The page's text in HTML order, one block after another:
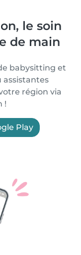
le soin
de main
babysitting et
assistantes
région via
!
Play